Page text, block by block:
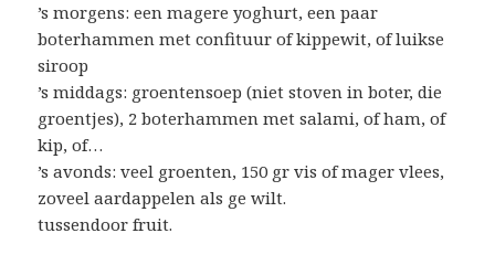
’s morgens: een magere yoghurt, een paar
boterhammen met confituur of kippewit, of luikse
siroop
’s middags: groentensoep (niet stoven in boter, die
groentjes), 2 boterhammen met salami, of ham, of
kip, of…
’s avonds: veel groenten, 150 gr vis of mager vlees,
zoveel aardappelen als ge wilt.
tussendoor fruit.